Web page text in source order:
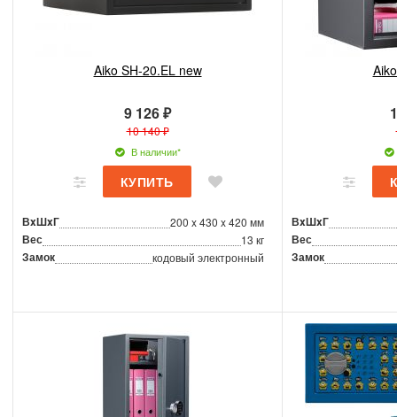
Aiko SH-20.EL new
9 126 ₽
10 140 ₽
В наличии*
ВxШxГ 200 x 430 x 420 мм
Вес 13 кг
Замок кодовый электронный
ВxШxГ
Вес
Замок